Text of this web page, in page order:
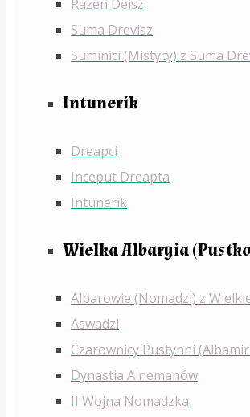
Razen Deisz
Suma Drevisz
Suminici (Mistycy) z Suma
Intunerik
Dreapci
Inceput Dreapta
Intunerik
Wielka Albaryia
Albarowie (Nomadzi) z
Aswadzi
Czarownicy Pustynni
Dynastia Alnemanów
II Wojna Nomadzka